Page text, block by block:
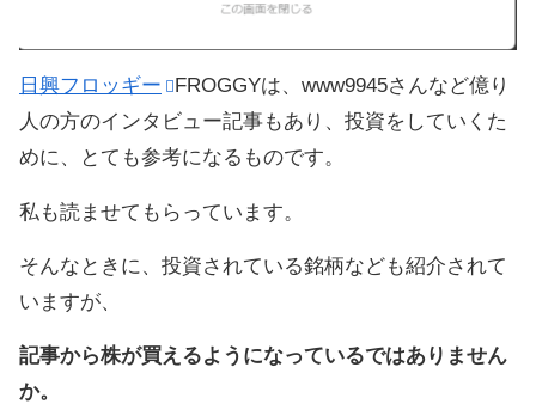
日興フロッギー
FROGGYは、www9945さんなど億り
人の方のインタビュー記事もあり、投資をしていくた
めに、とても参考になるものです。
私も読ませてもらっています。
そんなときに、投資されている銘柄なども紹介されて
いますが、
記事から株が買えるようになっているではありません
か。